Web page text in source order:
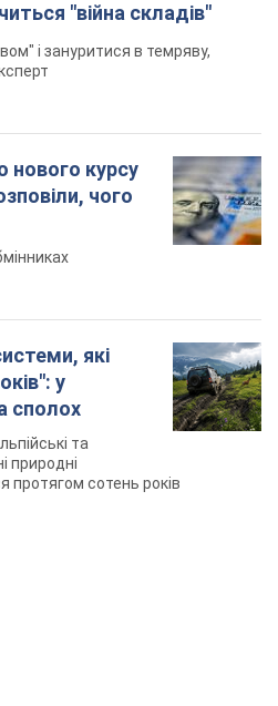
"війна складів"
і зануритися в темряву,
нового курсу
чого
які
у
сполох
та
природні
протягом сотень років